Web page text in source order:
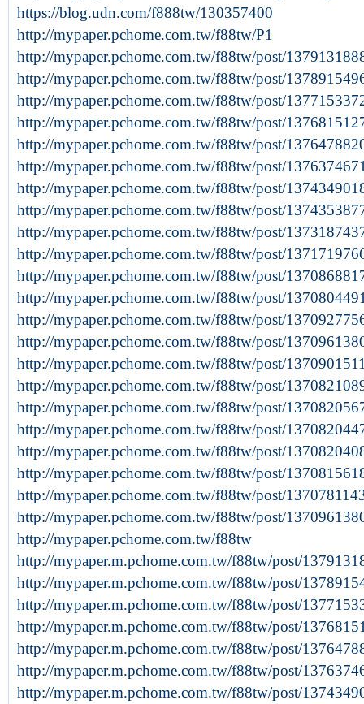
https://blog.udn.com/f888tw/130357400
http://mypaper.pchome.com.tw/f88tw/P1
http://mypaper.pchome.com.tw/f88tw/post/
http://mypaper.pchome.com.tw/f88tw/post/
http://mypaper.pchome.com.tw/f88tw/post/
http://mypaper.pchome.com.tw/f88tw/post/
http://mypaper.pchome.com.tw/f88tw/post/
http://mypaper.pchome.com.tw/f88tw/post/
http://mypaper.pchome.com.tw/f88tw/post/
http://mypaper.pchome.com.tw/f88tw/post/
http://mypaper.pchome.com.tw/f88tw/post/
http://mypaper.pchome.com.tw/f88tw/post/
http://mypaper.pchome.com.tw/f88tw/post/
http://mypaper.pchome.com.tw/f88tw/post/
http://mypaper.pchome.com.tw/f88tw/post/
http://mypaper.pchome.com.tw/f88tw/post/
http://mypaper.pchome.com.tw/f88tw/post/
http://mypaper.pchome.com.tw/f88tw/post/
http://mypaper.pchome.com.tw/f88tw/post/
http://mypaper.pchome.com.tw/f88tw/post/
http://mypaper.pchome.com.tw/f88tw/post/
http://mypaper.pchome.com.tw/f88tw/post/
http://mypaper.pchome.com.tw/f88tw/post/
http://mypaper.pchome.com.tw/f88tw/post/
http://mypaper.pchome.com.tw/f88tw
http://mypaper.m.pchome.com.tw/f88tw/post/
http://mypaper.m.pchome.com.tw/f88tw/post/
http://mypaper.m.pchome.com.tw/f88tw/post/
http://mypaper.m.pchome.com.tw/f88tw/post/
http://mypaper.m.pchome.com.tw/f88tw/post/
http://mypaper.m.pchome.com.tw/f88tw/post/
http://mypaper.m.pchome.com.tw/f88tw/post/